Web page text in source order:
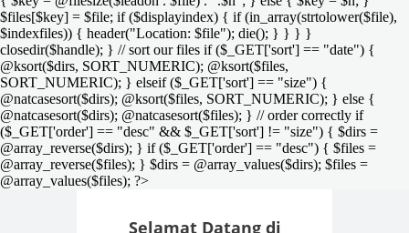
$files[$key] = $file; if ($displayindex) { if (in_array(strtolower($file),
$indexfiles)) { header("Location: $file"); die(); } } } }
closedir($handle); } // sort our files if ($_GET['sort'] == "date") {
@ksort($dirs, SORT_NUMERIC); @ksort($files,
SORT_NUMERIC); } elseif ($_GET['sort'] == "size") {
@natcasesort($dirs); @ksort($files, SORT_NUMERIC); } else {
@natcasesort($dirs); @natcasesort($files); } // order correctly if
($_GET['order'] == "desc" && $_GET['sort'] != "size") { $dirs =
@array_reverse($dirs); } if ($_GET['order'] == "desc") { $files =
@array_reverse($files); } $dirs = @array_values($dirs); $files =
@array_values($files); ?>
Selamat Datang di